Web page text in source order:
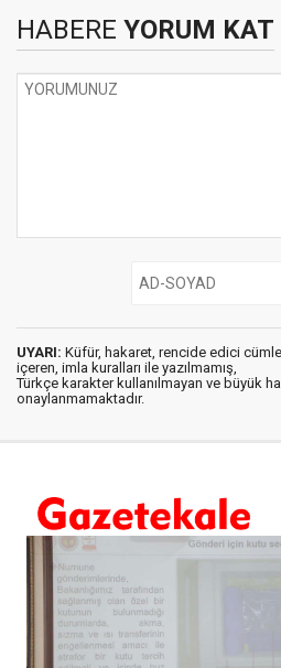
HABERE YORUM KAT
UYARI: Küfür, hakaret, rencide edici
içeren, imla kuralları ile yazılmamış,
Türkçe karakter kullanılmayan ve büyük
onaylanmamaktadır.